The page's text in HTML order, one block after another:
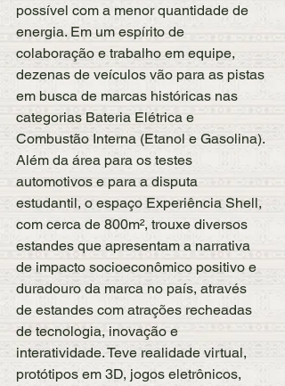
possível com a menor quantidade de
energia. Em um espírito de
colaboração e trabalho em equipe,
dezenas de veículos vão para as pistas
em busca de marcas históricas nas
categorias Bateria Elétrica e
Combustão Interna (Etanol e Gasolina).
Além da área para os testes
automotivos e para a disputa
estudantil, o espaço Experiência Shell,
com cerca de 800m², trouxe diversos
estandes que apresentam a narrativa
de impacto socioeconômico positivo e
duradouro da marca no país, através
de estandes com atrações recheadas
de tecnologia, inovação e
interatividade. Teve realidade virtual,
protótipos em 3D, jogos eletrônicos,